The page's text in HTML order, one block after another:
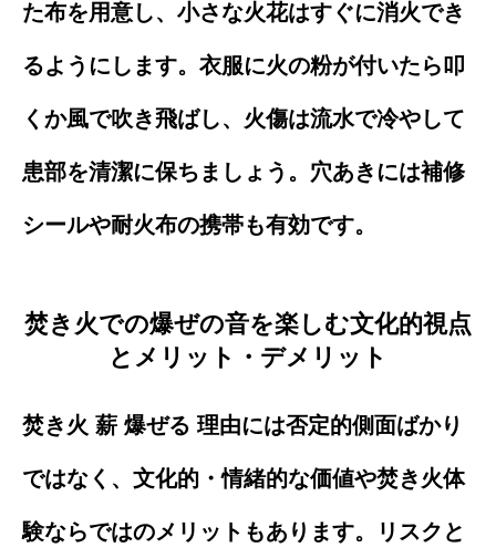
た布を用意し、小さな火花はすぐに消火でき
るようにします。衣服に火の粉が付いたら叩
くか風で吹き飛ばし、火傷は流水で冷やして
患部を清潔に保ちましょう。穴あきには補修
シールや耐火布の携帯も有効です。
焚き火での爆ぜの音を楽しむ文化的視点
とメリット・デメリット
焚き火 薪 爆ぜる 理由には否定的側面ばかり
ではなく、文化的・情緒的な価値や焚き火体
験ならではのメリットもあります。リスクと